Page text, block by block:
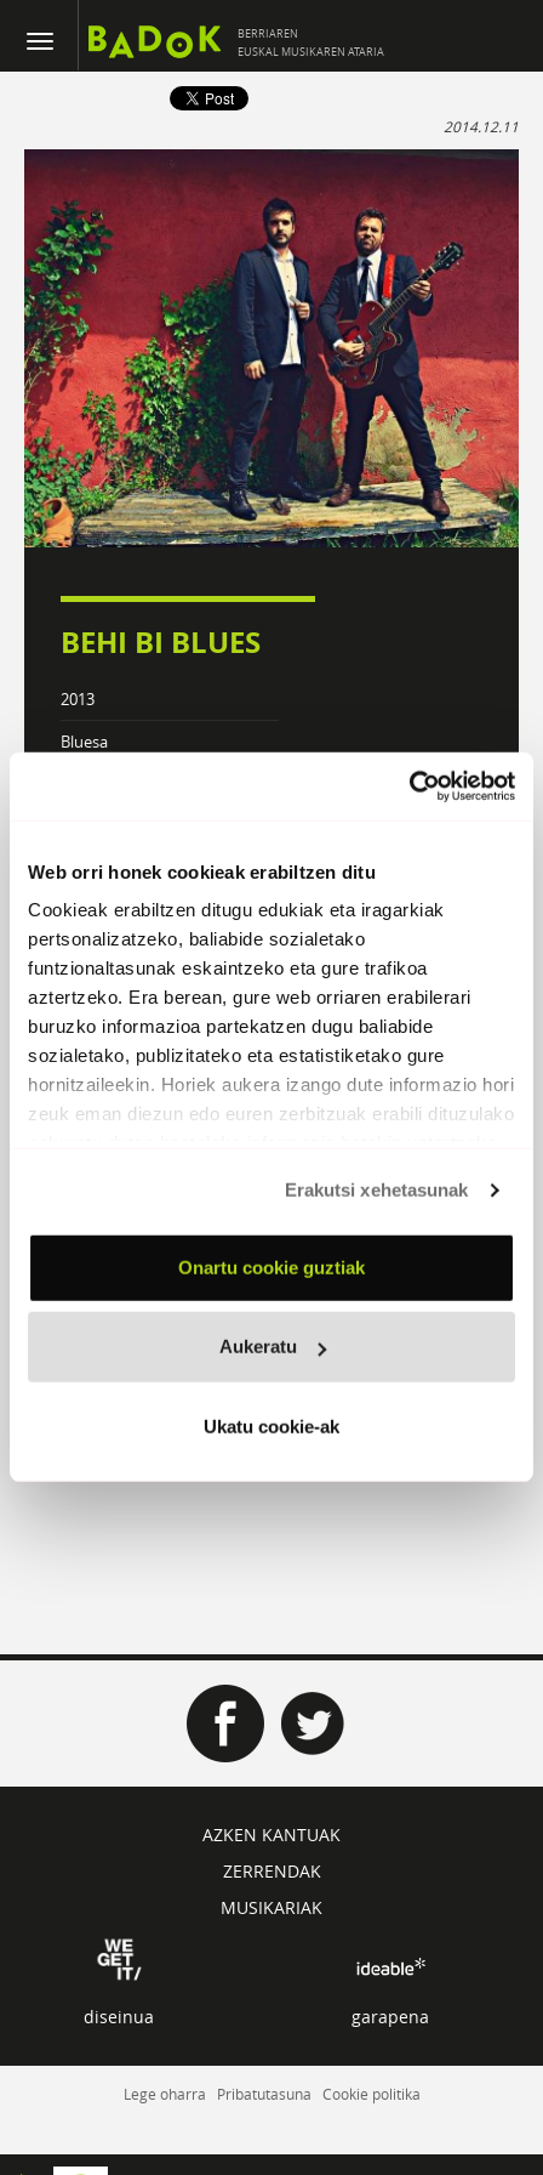
Web orri honek cookieak erabiltzen ditu
Cookieak erabiltzen ditugu edukiak eta iragarkiak
pertsonalizatzeko, baliabide sozialetako
funtzionaltasunak eskaintzeko eta gure trafikoa
aztertzeko. Era berean, gure web orriaren erabilerari
buruzko informazioa partekatzen dugu baliabide
sozialetako, publizitateko eta estatistiketako gure
hornitzaileekin. Horiek aukera izango dute informazio hori
zeuk eman diezun edo euren zerbitzuak erabili dituzulako
Erakutsi xehetasunak
Onartu cookie guztiak
Aukeratu
Ukatu cookie-ak
BERRIAREN
EUSKAL MUSIKAREN ATARIA
2014.12.11
BEHI BI BLUES
2013
Bluesa
Gaizka Azkarate, ahosoinua
AZKEN KANTUAK
ZERRENDAK
MUSIKARIAK
diseinua garapena
Lege oharra Pribatutasuna Cookie politika